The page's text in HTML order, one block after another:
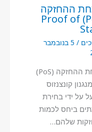
ההחזקה
(PoS) Proof of
/
5 בנובמבר
הוכחת ההחזקה (PoS)
קונצנזוס
על ידי בחירת
ביחס לכמות
שלהם…